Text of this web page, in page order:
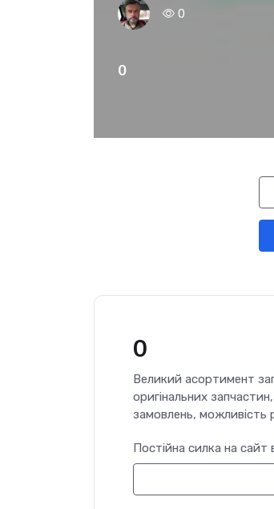
0
0
0
Великий асортимент
оригінальних
замовлень, можливість
Постійна силка на сайт